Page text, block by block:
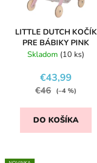
LITTLE DUTCH KOČÍK
PRE BÁBIKY PINK
Skladom (10 ks)
€43,99
€46 (–4 %)
DO KOŠÍKA